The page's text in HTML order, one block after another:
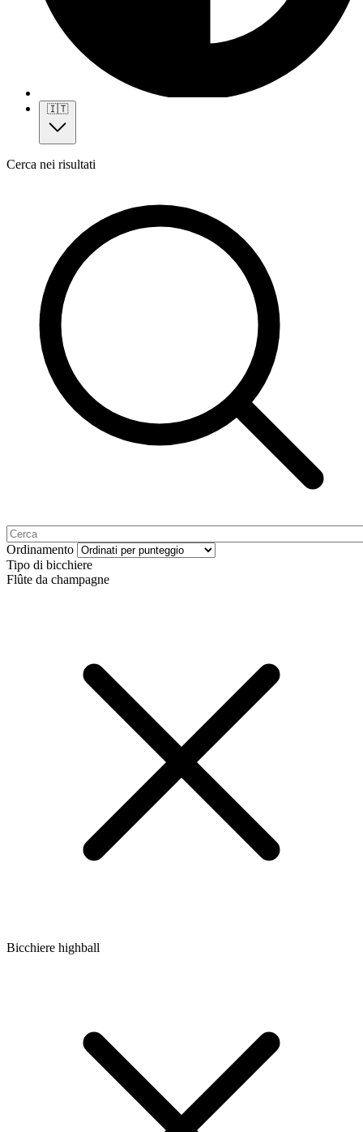
🇮🇹
Cerca nei risultati
Ordinamento
Tipo di bicchiere
Flûte da champagne
Bicchiere highball